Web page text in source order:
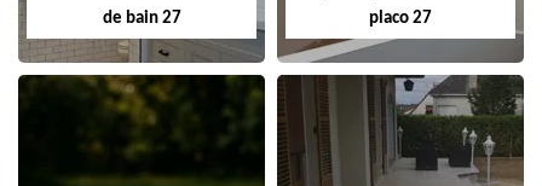
de bain 27
placo 27